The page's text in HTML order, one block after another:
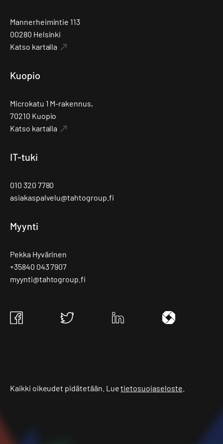
Mannerheimintie 113
00280 Helsinki
Katso kartalla
Kuopio
Microkatu 1 M-rakennus,
70210 Kuopio
Katso kartalla
IT-tuki
010 320 7780
asiakaspalvelu@tahtogroup.fi
Myynti
Pekka Hyvärinen
+35840 043 7907
myynti@tahtogroup.fi
Tahto
Tahto
Tahto
Tahto
Kaikki oikeudet pidätetään. Luetietosuojaseloste